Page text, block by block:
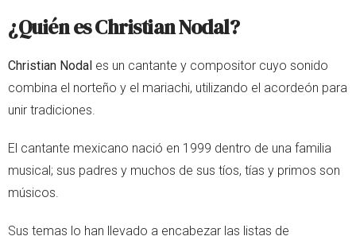
¿Quién es Christian Nodal?
Christian Nodal es un cantante y compositor cuyo sonido
combina el norteño y el mariachi, utilizando el acordeón para
unir tradiciones.
El cantante mexicano nació en 1999 dentro de una familia
musical; sus padres y muchos de sus tíos, tías y primos son
músicos.
Sus temas lo han llevado a encabezar las listas de